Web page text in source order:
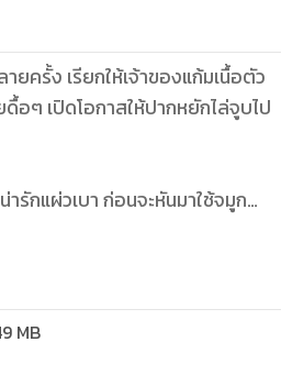
ครั้ง เรียกให้เจ้าของแก้มเนื้อตัว
อๆ เปิดโอกาสให้ปากหยักไล่จูบไป
รักแผ่วเบา ก่อนจะหันมาใช้จมูก
ยการลากไล้ไปตามสีข้างของสาว
บุกมาหาเธอถึงบ้าน
งใหญ่ไปด้วย
MB